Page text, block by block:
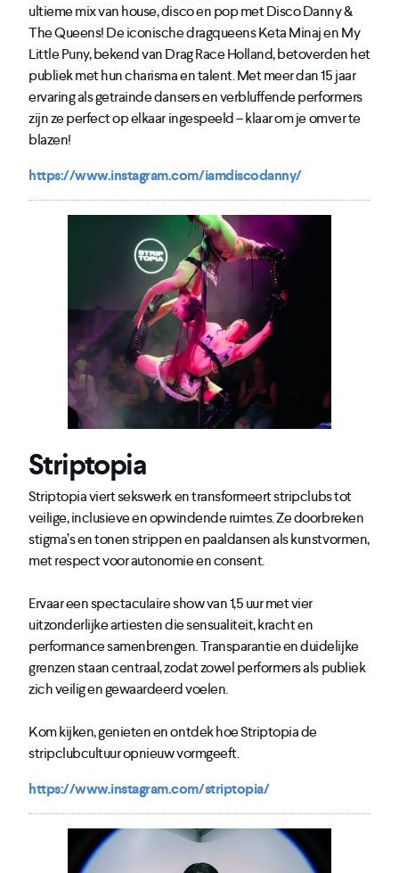
ultieme mix van house, disco en pop met Disco Danny &
The Queens! De iconische dragqueens Keta Minaj en My
Little Puny, bekend van Drag Race Holland, betoverden het
publiek met hun charisma en talent. Met meer dan 15 jaar
ervaring als getrainde dansers en verbluffende performers
zijn ze perfect op elkaar ingespeeld – klaar om je omver te
blazen!
https://www.instagram.com/iamdiscodanny/
Striptopia
Striptopia viert sekswerk en transformeert stripclubs tot
veilige, inclusieve en opwindende ruimtes. Ze doorbreken
stigma’s en tonen strippen en paaldansen als kunstvormen,
met respect voor autonomie en consent.
Ervaar een spectaculaire show van 1,5 uur met vier
uitzonderlijke artiesten die sensualiteit, kracht en
performance samenbrengen. Transparantie en duidelijke
grenzen staan centraal, zodat zowel performers als publiek
zich veilig en gewaardeerd voelen.
Kom kijken, genieten en ontdek hoe Striptopia de
stripclubcultuur opnieuw vormgeeft.
https://www.instagram.com/striptopia/